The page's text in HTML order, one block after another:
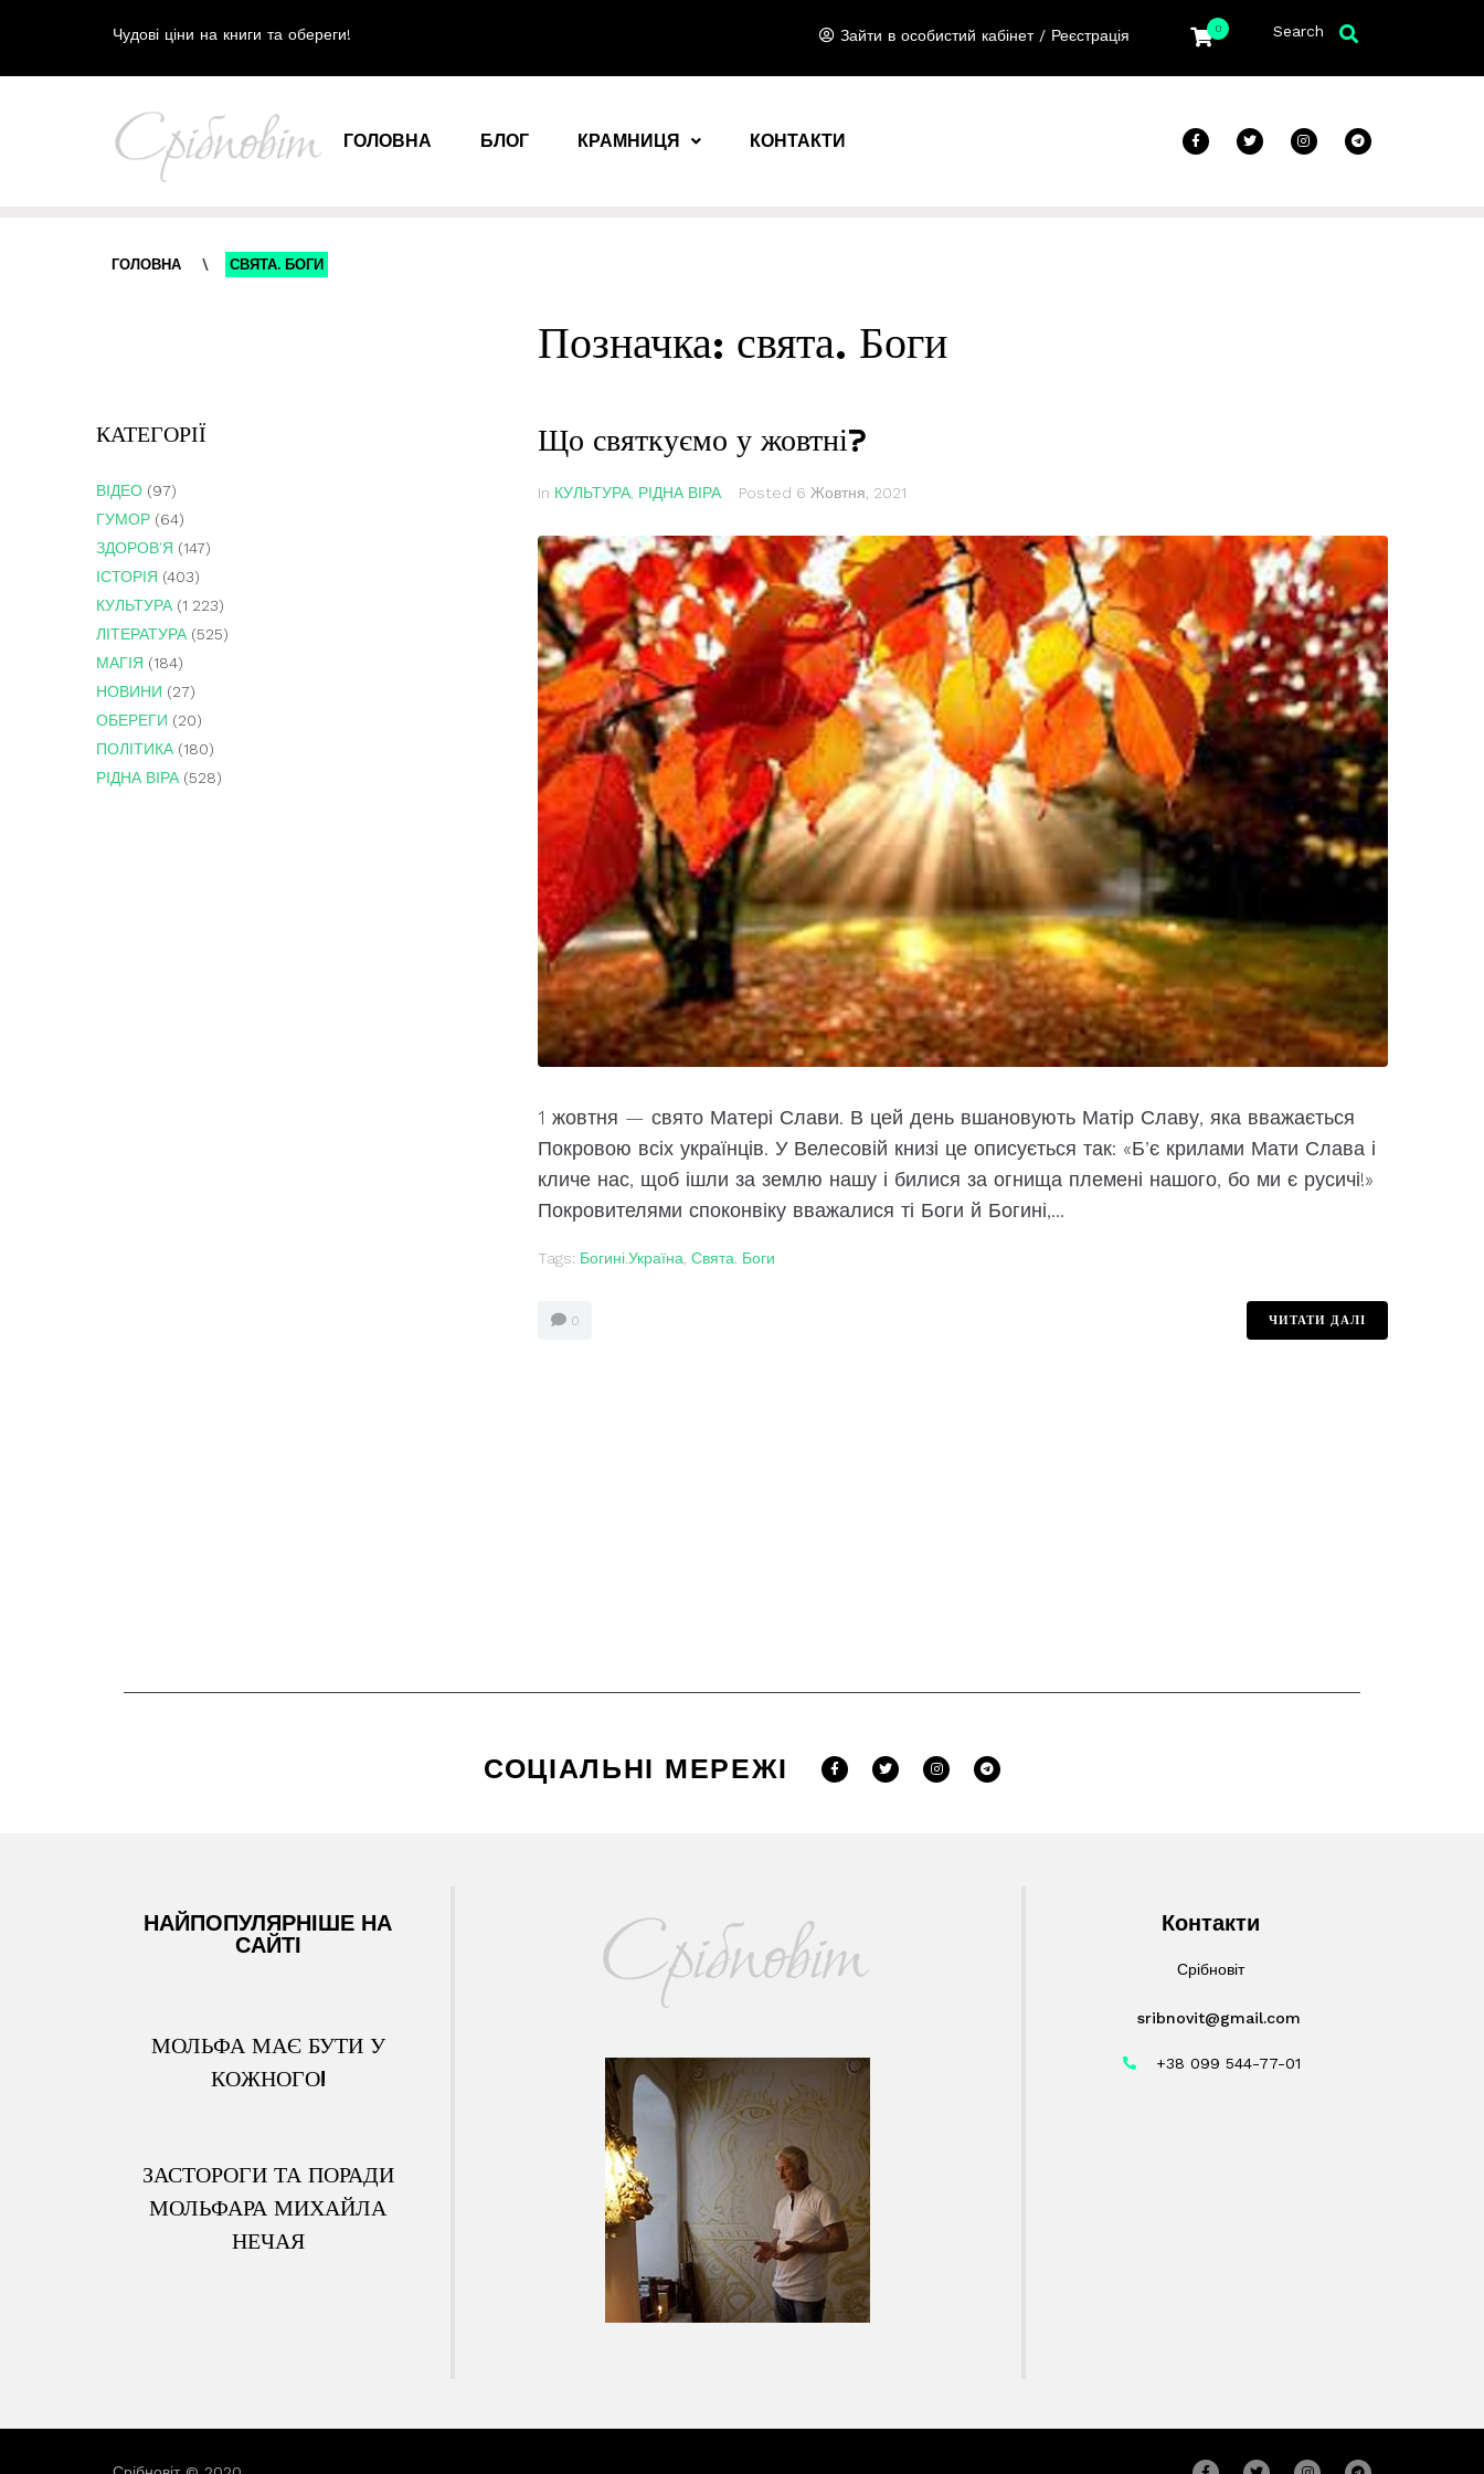
Чудові ціни на книги та обереги! Зайти в особистий кабінет / Реєстрація 0 Search
ГОЛОВНА БЛОГ КРАМНИЦЯ КОНТАКТИ
ГОЛОВНА \ СВЯТА. БОГИ
Позначка: свята. Боги
Що святкуємо у жовтні?
In КУЛЬТУРА, РІДНА ВІРА Posted 6 Жовтня, 2021
1 жовтня — свято Матері Слави. В цей день вшановують Матір Славу, яка вважається
Покровою всіх українців. У Велесовій книзі це описується так: «Б’є крилами Мати Слава і
кличе нас, щоб ішли за землю нашу і билися за огнища племені нашого, бо ми є русичі!»
Покровителями споконвіку вважалися ті Боги й Богині,...
Tags: Богині.Україна Свята. Боги
0 ЧИТАТИ ДАЛІ
КАТЕГОРІЇ
ВІДЕО (97)
ГУМОР (64)
ЗДОРОВ'Я (147)
ІСТОРІЯ (403)
КУЛЬТУРА (1 223)
ЛІТЕРАТУРА (525)
МАГІЯ (184)
НОВИНИ (27)
ОБЕРЕГИ (20)
ПОЛІТИКА (180)
РІДНА ВІРА (528)
СОЦІАЛЬНІ МЕРЕЖІ
НАЙПОПУЛЯРНІШЕ НА
САЙТІ
МОЛЬФА МАЄ БУТИ У
КОЖНОГО!
ЗАСТОРОГИ ТА ПОРАДИ
МОЛЬФАРА МИХАЙЛА
НЕЧАЯ
Контакти
Срібновіт
sribnovit@gmail.com
+38 099 544-77-01